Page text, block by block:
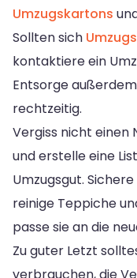
Umzugskartons
Sollten sich
kontaktiere ein
Entsorge
rechtzeitig.
Vergiss nicht einen
und erstelle eine
Umzugsgut.
reinige Teppiche
passe sie an die
Zu guter Letzt
verbrauchen, die